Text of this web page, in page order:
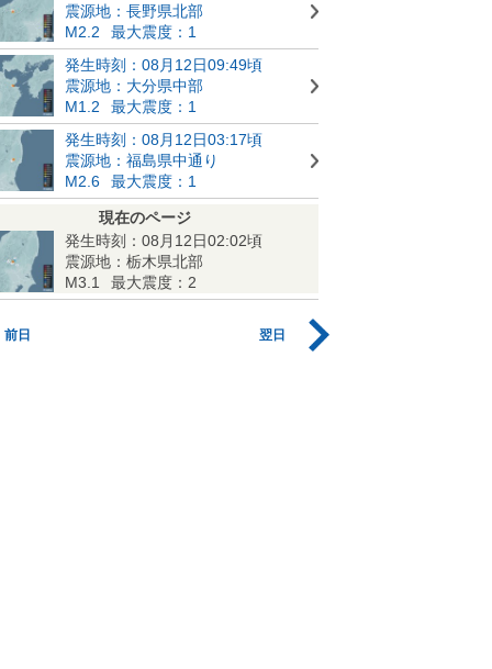
震源地：長野県北部
M2.2
最大震度：1
発生時刻：08月12日09:49頃
震源地：大分県中部
M1.2
最大震度：1
発生時刻：08月12日03:17頃
震源地：福島県中通り
M2.6
最大震度：1
現在のページ
発生時刻：08月12日02:02頃
震源地：栃木県北部
M3.1
最大震度：2
前日 翌日